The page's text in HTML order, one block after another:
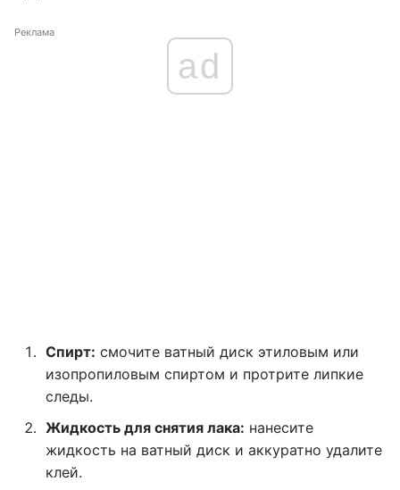
Реклама
ad
Спирт: смочите ватный диск этиловым или
изопропиловым спиртом и протрите липкие
следы.
Жидкость для снятия лака: нанесите
жидкость на ватный диск и аккуратно удалите
клей.